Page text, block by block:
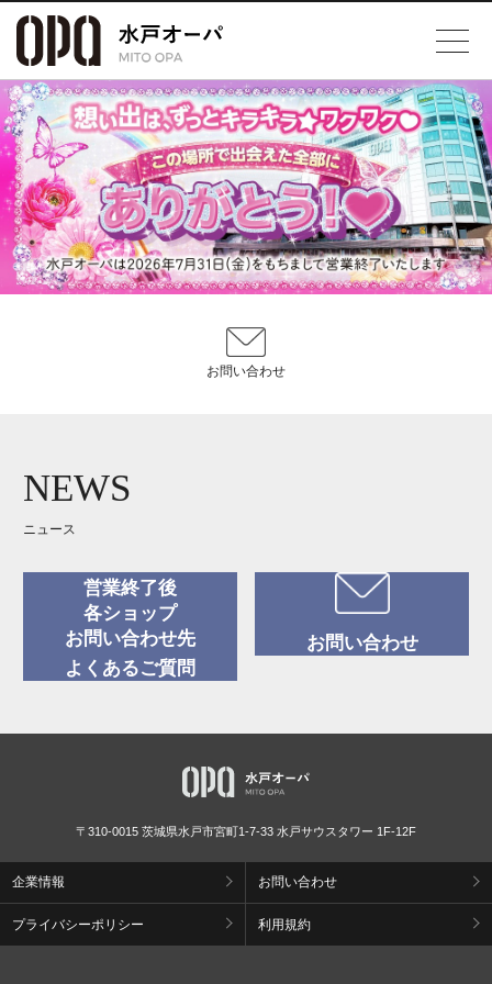
お問い合わせ
NEWS
ニュース
営業終了後
各ショップ
お問い合わせ先
お問い合わせ
よくあるご質問
〒310-0015 茨城県水戸市宮町1-7-33 水戸サウスタワー 1F-12F
企業情報 お問い合わせ
プライバシーポリシー 利用規約